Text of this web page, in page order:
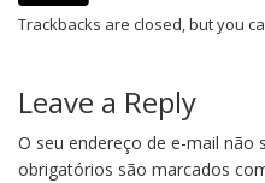
Trackbacks are closed, but you
Leave a Reply
O seu endereço de e-mail não
obrigatórios são marcados